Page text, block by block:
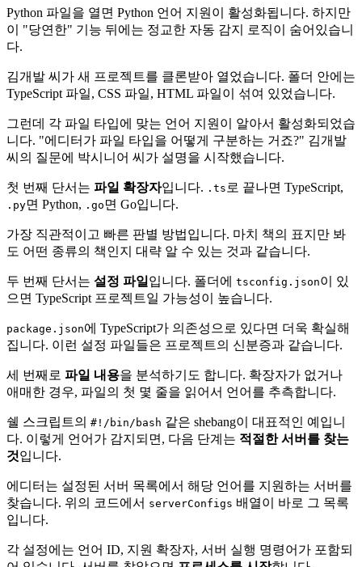
Python 파일을 열면 Python 언어 지원이 활성화됩니다. 하지만
이 "당연한" 기능 뒤에는 정교한 자동 감지 로직이 숨어있습니
다.
김개발 씨가 새 프로젝트를 클론받아 열었습니다. 폴더 안에는
TypeScript 파일, CSS 파일, HTML 파일이 섞여 있었습니다.
그런데 각 파일 타입에 맞는 언어 지원이 알아서 활성화되었습
니다. "에디터가 파일 타입을 어떻게 구분하는 거죠?" 김개발
씨의 질문에 박시니어 씨가 설명을 시작했습니다.
첫 번째 단서는 파일 확장자입니다. .ts 로 끝나면 TypeScript,
.py면 Python, .go 면 Go입니다.
가장 직관적이고 빠른 판별 방법입니다. 마치 책의 표지만 봐
도 어떤 종류의 책인지 대략 알 수 있는 것과 같습니다.
두 번째 단서는 설정 파일 입니다. 폴더에 tsconfig.json이 있
으면 TypeScript 프로젝트일 가능성이 높습니다.
package.json에 TypeScript가 의존성으로 있다면 더욱 확실해
집니다. 이런 설정 파일들은 프로젝트의 신분증과 같습니다.
세 번째로 파일 내용을 분석하기도 합니다. 확장자가 없거나
애매한 경우, 파일의 첫 몇 줄을 읽어서 언어를 추측합니다.
쉘 스크립트의 #!/bin/bash 같은 shebang이 대표적인 예입니
다. 이렇게 언어가 감지되면, 다음 단계는 적절한 서버를 찾는
것입니다.
에디터는 설정된 서버 목록에서 해당 언어를 지원하는 서버를
찾습니다. 위의 코드에서 serverConfigs 배열이 바로 그 목록
입니다.
각 설정에는 언어 ID, 지원 확장자, 서버 실행 명령어가 포함되